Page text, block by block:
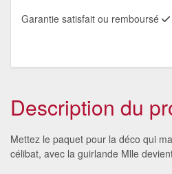
Garantie satisfait ou remboursé
Description du
Mettez le paquet pour la déco qui
célibat, avec la guirlande Mlle